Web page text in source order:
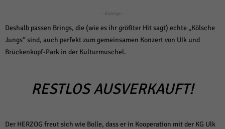
- Anzeige -
Deshalb passen Brings, die (wie es ihr größter Hit sagt) echte „Kölsche
Jungs“ sind, auch perfekt zum gemeinsamen Konzert von Ulk und
Brückenkopf-Park in der Kulturmuschel.
RESTLOS AUSVERKAUFT!
Der HERZOG freut sich wie Bolle, dass er in Kooperation mit der KG Ulk
werden, bedarf der Zugriff auf diese Inhalte keiner manuellen Einwilligung
mehr.
Cookie-Informationen anzeigen
powered by Borlabs Cookie